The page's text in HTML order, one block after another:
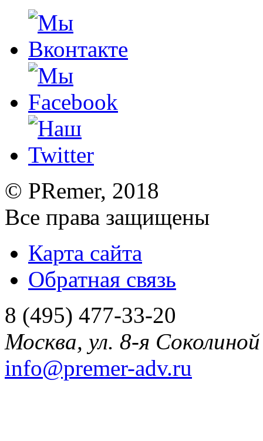
© PRemer, 2018
Все права защищены
Карта сайта
Обратная связь
8 (495) 477-33-20
Москва, ул. 8-я
info@premer-adv.ru